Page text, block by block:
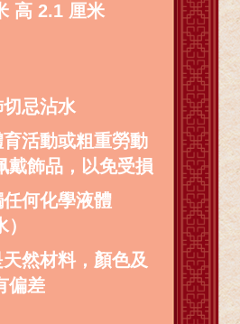
高 2.1 厘米
忌沾水
活動或粗重勞動
戴飾品，以免受損
何化學液體
然材料，顏色及
偏差